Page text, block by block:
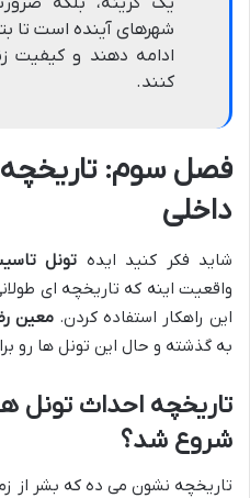
شهرهای آینده است تا
ادامه دهند و کیفیت
کنند.
فصل سوم:
داخلی
شاید فکر کنید ایده تونل
واقعیت اینه که تاریخچه ای
این راهکار استفاده کردن. معین
به گذشته و حال این تونل ها رو
تاریخچه احداث تونل
شروع شد؟
تاریخچه نشون می ده که بشر از